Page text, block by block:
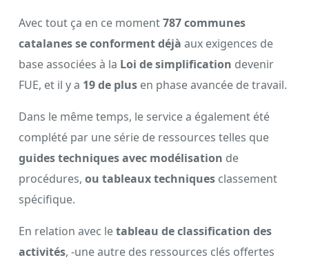
Avec tout ça en ce moment787 communes
catalanes se conforment déjà aux exigences de
base associées à la Loi de simplification devenir
FUE, et il y a 19 de plus en phase avancée de travail.
Dans le même temps, le service a également été
complété par une série de ressources telles que
guides techniques avec modélisation de
procédures, ou tableaux techniques classement
spécifique.
En relation avec letableau de classification des
activités, -une autre des ressources clés offertes